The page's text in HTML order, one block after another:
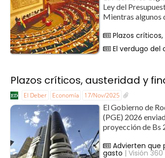
Ley del
Mientras algunos
Plazos
El verdugo del
Plazos críticos, austeridad y
El Deber Economía 17/Nov/2025
El Gobierno de
(PGE) 2026
proyección de Bs
Advierten que
gasto | Visión 360